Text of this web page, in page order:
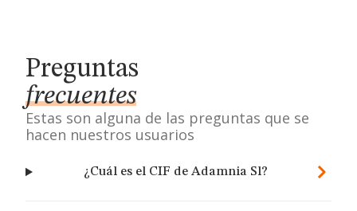
Preguntas
frecuentes
Estas son alguna de las preguntas que se
hacen nuestros usuarios
¿Cuál es el CIF de Adamnia Sl?